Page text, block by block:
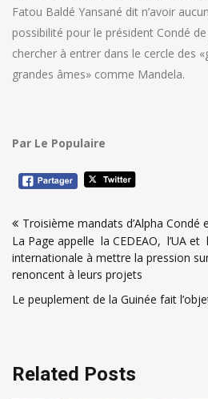
Fatou Baldé Yansané dit n’avoir
possibilité pour le président Condé
chercher à entrer dans le cercle des
grandes âmes» comme Mandela.
Par Le Populaire
de
l’article
Troisième mandats d’Alpha
La Page appelle la CEDEAO, l’UA
internationale à mettre la pression
renoncent à leurs projets
Le peuplement de la Guinée fait
Related Posts